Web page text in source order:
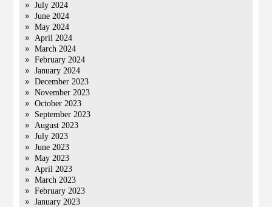
July 2024
June 2024
May 2024
April 2024
March 2024
February 2024
January 2024
December 2023
November 2023
October 2023
September 2023
August 2023
July 2023
June 2023
May 2023
April 2023
March 2023
February 2023
January 2023